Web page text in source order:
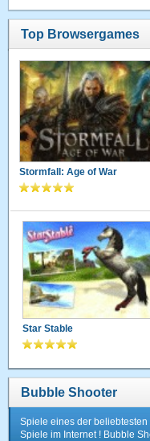
Top Browsergames
Stormfall: Age of War
Star Stable
Bubble Shooter
Spiele eines der
Spiele im Internet ! Bubble